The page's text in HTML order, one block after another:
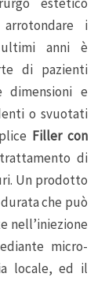
arrotondare i
anni è
di pazienti
dimensioni e
o svuotati
Filler con
di
Un prodotto
che può
nell’iniezione
micro-
locale, ed il